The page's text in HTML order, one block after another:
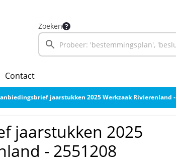
Zoeken
Contact
jaarstukken 2025 Werkzaak Rivierenland - 2551208
jaarstukken 2025
- 2551208